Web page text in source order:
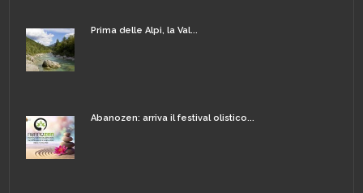
Prima delle Alpi, la Val...
Abanozen: arriva il festival olistico...